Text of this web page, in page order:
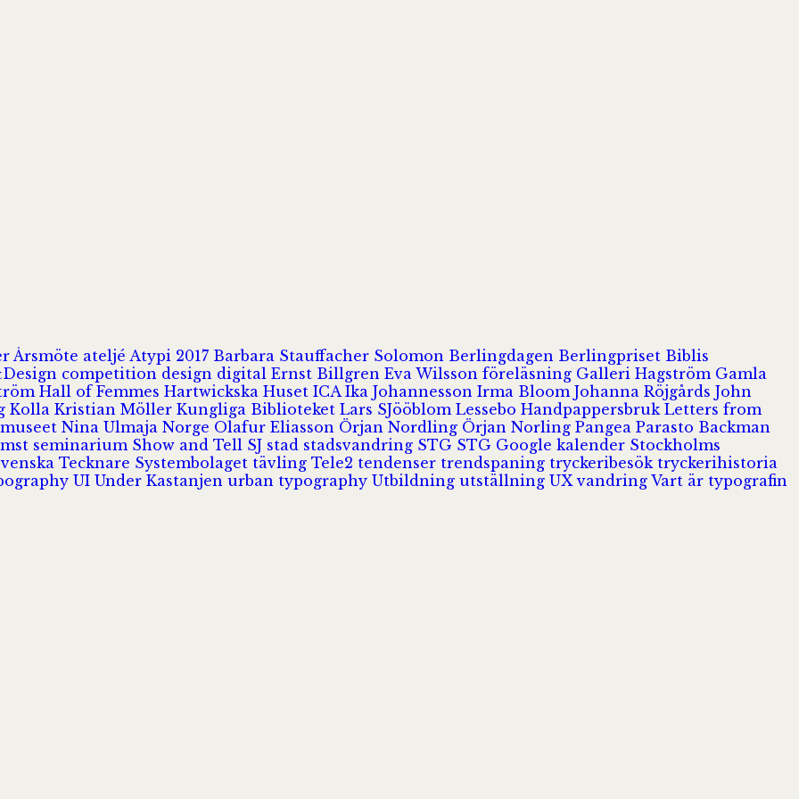
Årsmöte ateljé Atypi 2017 Barbara Stauffacher Solomon Berlingdagen Berlingpriset Biblis
competition design digital Ernst Billgren Eva Wilsson föreläsning Galleri Hagström Gamla
Hall of Femmes Hartwickska Huset ICA Ika Johannesson Irma Bloom Johanna Röjgårds John
Kolla Kristian Möller Kungliga Biblioteket Lars SJööblom Lessebo Handpappersbruk Letters from
Nina Ulmaja Norge Olafur Eliasson Örjan Nordling Örjan Norling Pangea Parasto Backman
seminarium Show and Tell SJ stad stadsvandring STG STG Google kalender Stockholms
Tecknare Systembolaget tävling Tele2 tendenser trendspaning tryckeribesök tryckerihistoria
UI Under Kastanjen urban typography Utbildning utställning UXvandring Vart är typografin